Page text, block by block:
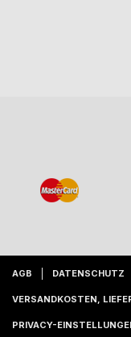
AGB DATENSCHUTZ
VERSANDKOSTEN,
PRIVACY-